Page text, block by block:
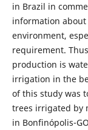
in Brazil in
information
environment,
requirement.
production is
irrigation in the
of this study was
trees irrigated by
in Bonfinópolis-